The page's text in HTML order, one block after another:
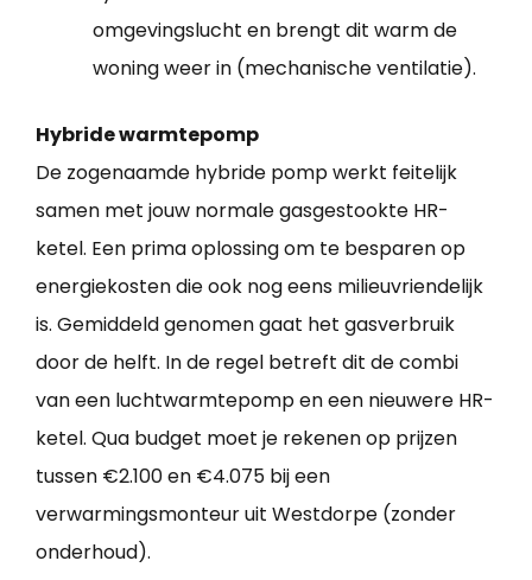
omgevingslucht en brengt dit warm de
woning weer in (mechanische ventilatie).
Hybride warmtepomp
De zogenaamde hybride pomp werkt feitelijk
samen met jouw normale gasgestookte HR-
ketel. Een prima oplossing om te besparen op
energiekosten die ook nog eens milieuvriendelijk
is. Gemiddeld genomen gaat het gasverbruik
door de helft. In de regel betreft dit de combi
van een luchtwarmtepomp en een nieuwere HR-
ketel. Qua budget moet je rekenen op prijzen
tussen €2.100 en €4.075 bij een
verwarmingsmonteur uit Westdorpe (zonder
onderhoud).